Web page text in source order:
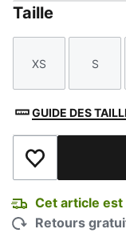
Taille
Taille
XS
Taille
S
GUIDE DES
Ajouter à la
Cet article est
Retours